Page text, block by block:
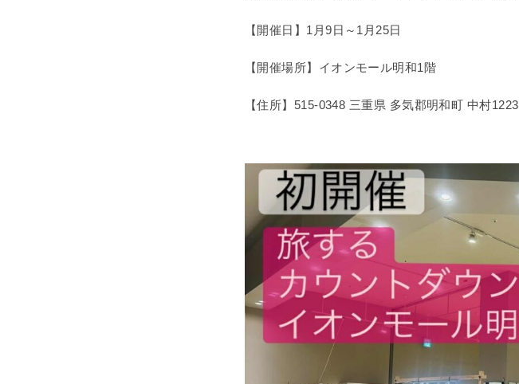
【開催日】1月9日～1月25日
【開催場所】イオンモール明和1階
【住所】515-0348 三重県 多気郡明和町 中村1223